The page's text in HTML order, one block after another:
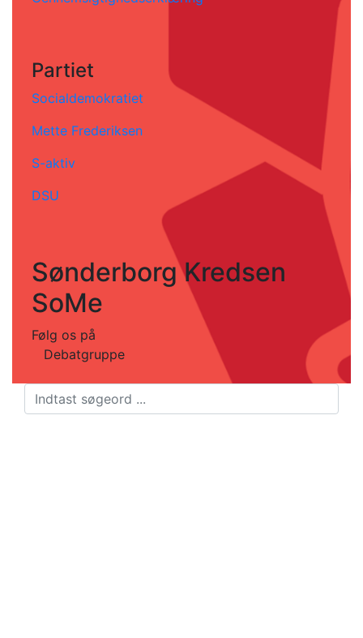
Partiet
Socialdemokratiet
Mette Frederiksen
S-aktiv
DSU
Sønderborg Kredsen
SoMe
Følg os på
Debatgruppe